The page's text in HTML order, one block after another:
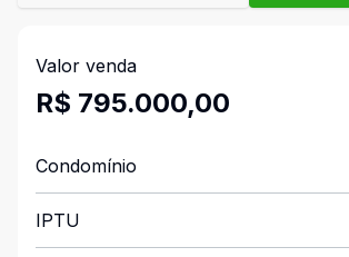
Valor venda
R$ 795.000,00
Condomínio
IPTU